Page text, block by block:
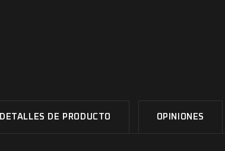
DETALLES DE PRODUCTO OPINIONES